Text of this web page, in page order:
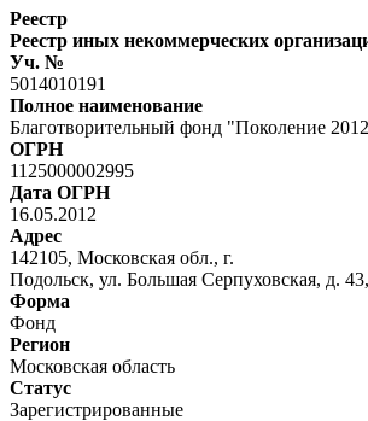
Реестр
Реестр иных некоммерческих
Уч. №
5014010191
Полное наименование
Благотворительный фонд "Поколение
ОГРН
1125000002995
Дата ОГРН
16.05.2012
Адрес
142105, Московская обл., г.
Подольск, ул. Большая Серпуховская, д.
Форма
Фонд
Регион
Московская область
Статус
Зарегистрированные